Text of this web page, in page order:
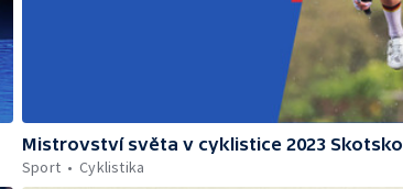
Mistrovství světa v cyklistice 2023 Skotsko
Sport
Cyklistika